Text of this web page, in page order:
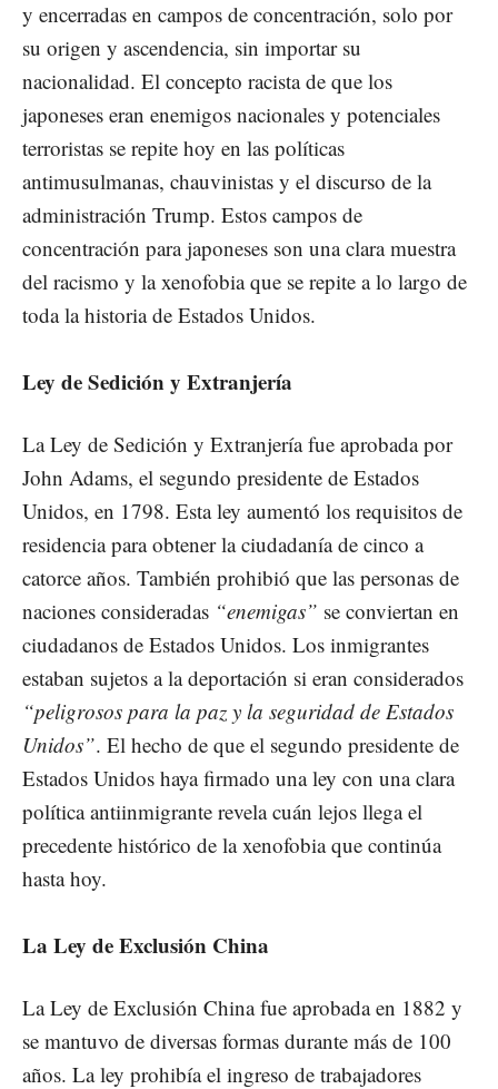
y encerradas en campos de concentración, solo por
su origen y ascendencia, sin importar su
nacionalidad. El concepto racista de que los
japoneses eran enemigos nacionales y potenciales
terroristas se repite hoy en las políticas
antimusulmanas, chauvinistas y el discurso de la
administración Trump. Estos campos de
concentración para japoneses son una clara muestra
del racismo y la xenofobia que se repite a lo largo de
toda la historia de Estados Unidos.
Ley de Sedición y Extranjería
La Ley de Sedición y Extranjería fue aprobada por
John Adams, el segundo presidente de Estados
Unidos, en 1798. Esta ley aumentó los requisitos de
residencia para obtener la ciudadanía de cinco a
catorce años. También prohibió que las personas de
naciones consideradas “enemigas” se conviertan en
ciudadanos de Estados Unidos. Los inmigrantes
estaban sujetos a la deportación si eran considerados
“peligrosos para la paz y la seguridad de Estados
Unidos”. El hecho de que el segundo presidente de
Estados Unidos haya firmado una ley con una clara
política antiinmigrante revela cuán lejos llega el
precedente histórico de la xenofobia que continúa
hasta hoy.
La Ley de Exclusión China
La Ley de Exclusión China fue aprobada en 1882 y
se mantuvo de diversas formas durante más de 100
años. La ley prohibía el ingreso de trabajadores